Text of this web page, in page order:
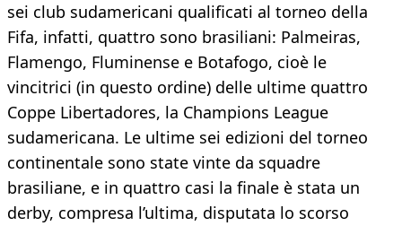
sei club sudamericani qualificati al torneo della
Fifa, infatti, quattro sono brasiliani: Palmeiras,
Flamengo, Fluminense e Botafogo, cioè le
vincitrici (in questo ordine) delle ultime quattro
Coppe Libertadores, la Champions League
sudamericana. Le ultime sei edizioni del torneo
continentale sono state vinte da squadre
brasiliane, e in quattro casi la finale è stata un
derby, compresa l’ultima, disputata lo scorso